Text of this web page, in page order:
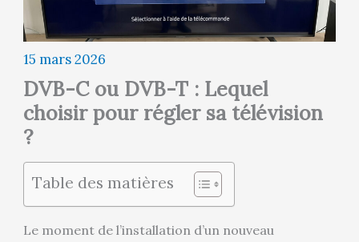
15 mars 2026
DVB-C ou DVB-T : Lequel
choisir pour régler sa télévision
?
Table des matières
Le moment de l’installation d’un nouveau